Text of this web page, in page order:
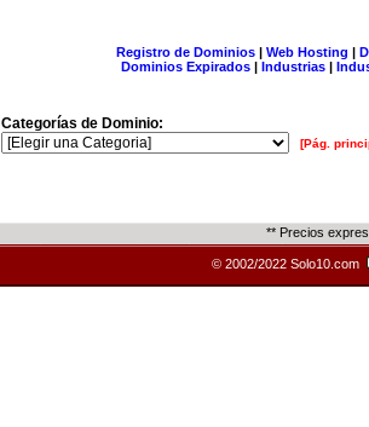
Registro de Dominios| Web Hosting |
Dominios Expirados | Industrias |
Categorías de Dominio:
[Pág.
** Precios
© 2002/2022 Solo10.com